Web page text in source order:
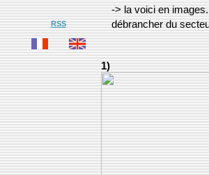
RSS
-> la voici en
débrancher du
1)